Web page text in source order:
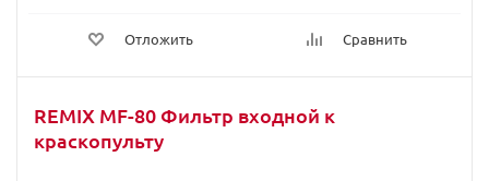
Отложить Сравнить
REMIX MF-80 Фильтр входной к
краскопульту